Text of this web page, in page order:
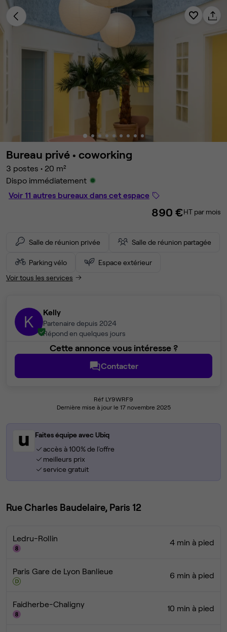
Bureau privé • coworking
3 postes • 20 m²
Dispo immédiatement
Voir 11 autres bureaux dans cet espace
890 €HT par mois
Salle de réunion privée Salle de réunion partagée
Parking vélo
Espace extérieur
Voir tous les services
K Kelly
Partenaire depuis 2024
Répond en quelques jours
Cette annonce vous intéresse ?
Contacter
Réf LY9WRF9
Dernière mise à jour le 17 novembre 2025
Faites équipe avec Ubiq
accès à 100% de l'offre
meilleurs prix
service gratuit
Rue Charles Baudelaire, Paris 12
Ledru-Rollin 4 min à pied
Paris Gare de Lyon Banlieue 6 min à pied
Faidherbe-Chaligny 10 min à pied